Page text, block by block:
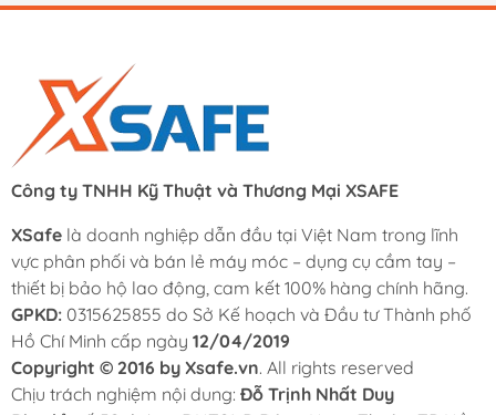
Công ty TNHH Kỹ Thuật và Thương Mại XSAFE
XSafe là doanh nghiệp dẫn đầu tại Việt Nam trong lĩnh
vực phân phối và bán lẻ máy móc – dụng cụ cầm tay –
thiết bị bảo hộ lao động, cam kết 100% hàng chính hãng.
GPKD: 0315625855 do Sở Kế hoạch và Đầu tư Thành phố
Hồ Chí Minh cấp ngày 12/04/2019
Copyright © 2016 by Xsafe.vn. All rights reserved
Chịu trách nghiệm nội dung: Đỗ Trịnh Nhất Duy